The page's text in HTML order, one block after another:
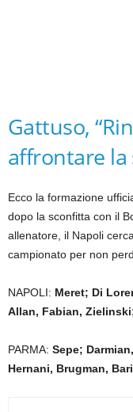
Gattuso,
affrontare la
Ecco la formazione
dopo la sconfitta con il
allenatore, il Napoli
campionato per non
NAPOLI: Meret; Di
Allan, Fabian,
PARMA: Sepe;
Hernani, Brugman,